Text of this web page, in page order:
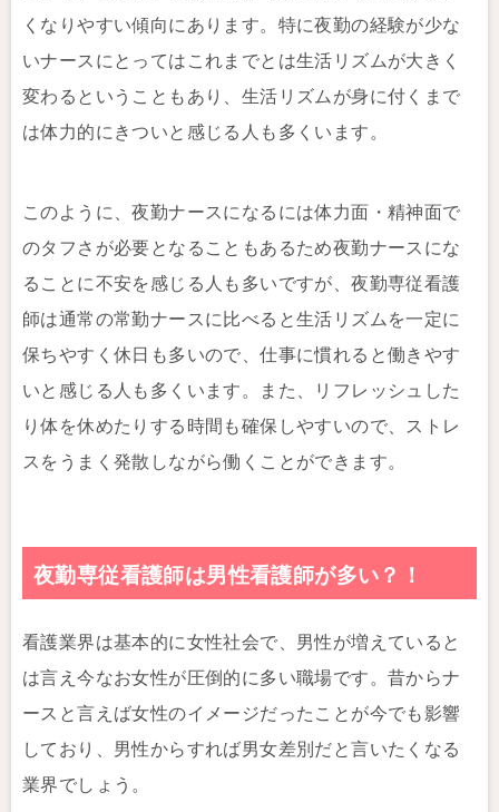
くなりやすい傾向にあります。特に夜勤の経験が少な
いナースにとってはこれまでとは生活リズムが大きく
変わるということもあり、生活リズムが身に付くまで
は体力的にきついと感じる人も多くいます。
このように、夜勤ナースになるには体力面・精神面で
のタフさが必要となることもあるため夜勤ナースにな
ることに不安を感じる人も多いですが、夜勤専従看護
師は通常の常勤ナースに比べると生活リズムを一定に
保ちやすく休日も多いので、仕事に慣れると働きやす
いと感じる人も多くいます。また、リフレッシュした
り体を休めたりする時間も確保しやすいので、ストレ
スをうまく発散しながら働くことができます。
夜勤専従看護師は男性看護師が多い？！
看護業界は基本的に女性社会で、男性が増えていると
は言え今なお女性が圧倒的に多い職場です。昔からナ
ースと言えば女性のイメージだったことが今でも影響
しており、男性からすれば男女差別だと言いたくなる
業界でしょう。